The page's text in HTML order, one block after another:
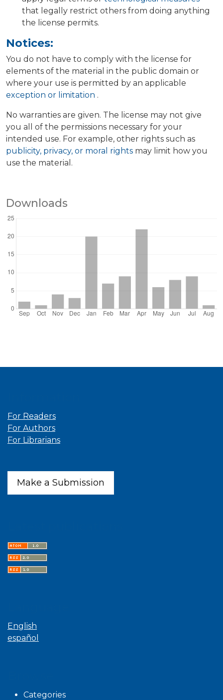
that legally restrict others from doing anything
the license permits.
Notices:
You do not have to comply with the license for
elements of the material in the public domain or
where your use is permitted by an applicable
exception or limitation .
No warranties are given. The license may not give
you all of the permissions necessary for your
intended use. For example, other rights such as
publicity, privacy, or moral rights may limit how you
use the material.
Downloads
For Readers
For Authors
For Librarians
Make a Submission
English
español
Categories